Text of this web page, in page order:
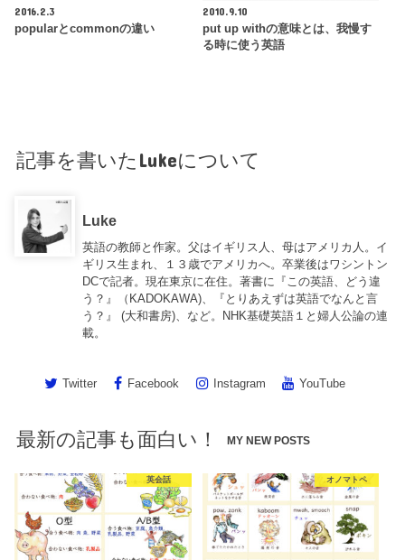
2016.2.3
popularとcommonの違い
2010.9.10
put up withの意味とは、我慢す
る時に使う英語
記事を書いたLukeについて
Luke
英語の教師と作家。父はイギリス人、母はアメリカ人。イ
ギリス生まれ、１３歳でアメリカへ。卒業後はワシントン
DCで記者。現在東京に在住。著書に『この英語、どう違
う？』（KADOKAWA)、『とりあえずは英語でなんと言
う？』 (大和書房)、など。NHK基礎英語１と婦人公論の連
載。
Twitter Facebook Instagram YouTube
最新の記事も面白い！ MY NEW POSTS
英会話 オノマトペ